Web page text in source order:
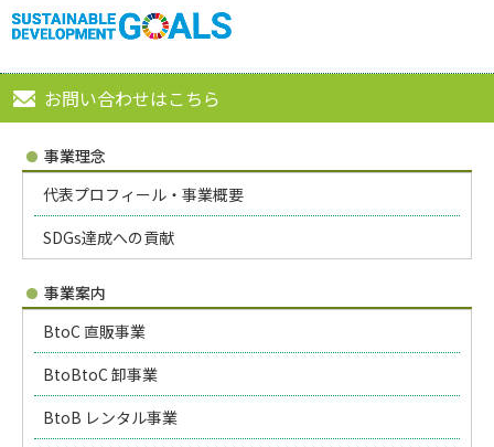
お問い合わせはこちら
事業理念
代表プロフィール・事業概要
SDGs達成への貢献
事業案内
BtoC 直販事業
BtoBtoC 卸事業
BtoB レンタル事業